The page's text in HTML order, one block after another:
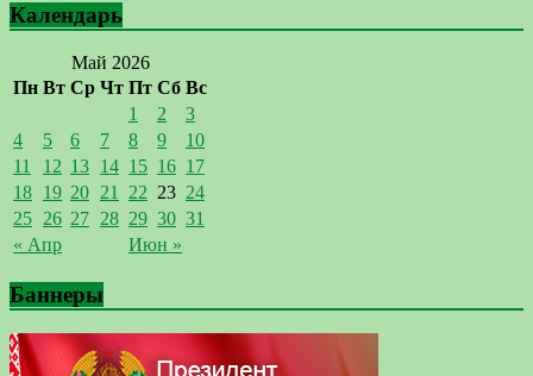
Календарь
Май 2026
Пн Вт Ср Чт Пт Сб Вс
« Апр Июн »
1 2
3
4
5 6 7 8 9
10
11
12 13 14 15 16 17
18 19 20 21 22 23 24
25 26 27 28 29 30 31
Баннеры